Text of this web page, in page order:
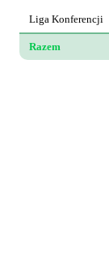
Liga Konferencji
Razem